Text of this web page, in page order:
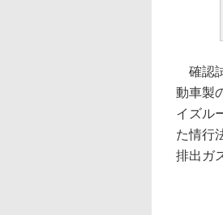
確認
動車製
イズル
た情行
排出ガ